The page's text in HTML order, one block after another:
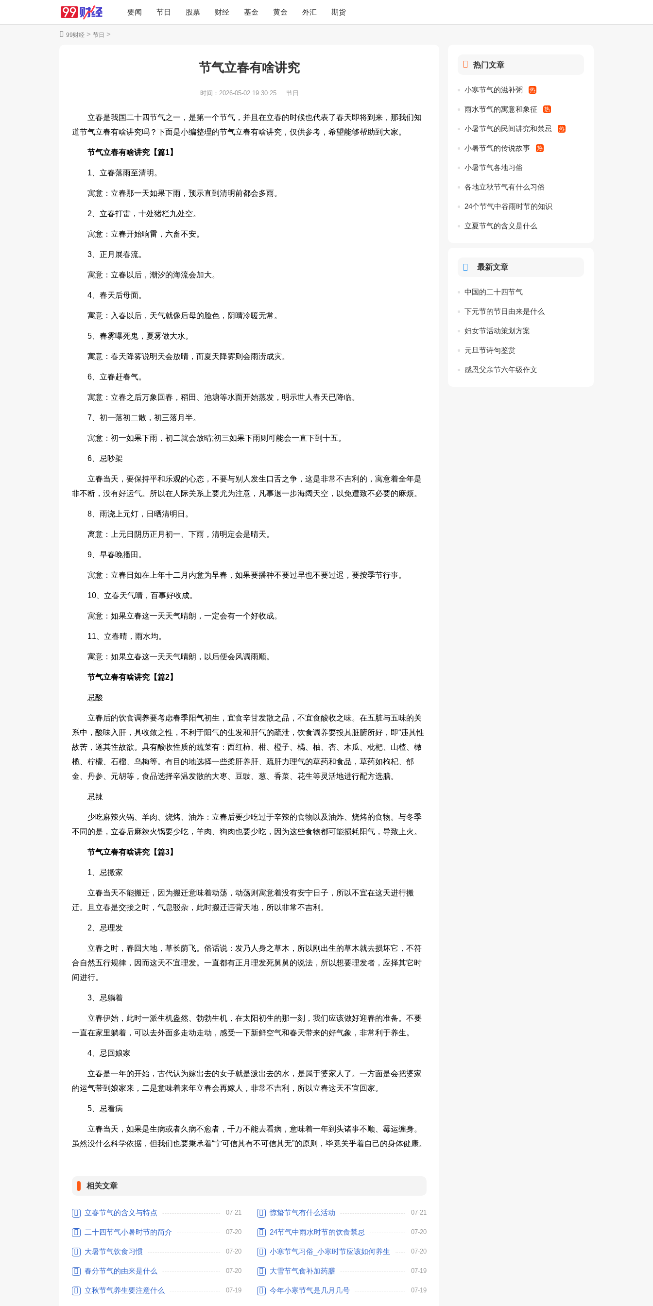
要闻 节日 股票 财经 基金 黄金 外汇 期货
99财经 > 节日 >
节气立春有啥讲究
时间： 2026-05-02 19:30:25 节日
立春是我国二十四节气之一，是第一个节气，并且在立春的时候也代表了春天即将到来，那我们知
道节气立春有啥讲究吗？下面是小编整理的节气立春有啥讲究，仅供参考，希望能够帮助到大家。
节气立春有啥讲究【篇1】
1、立春落雨至清明。
寓意：立春那一天如果下雨，预示直到清明前都会多雨。
2、立春打雷，十处猪栏九处空。
寓意：立春开始响雷，六畜不安。
3、正月展春流。
寓意：立春以后，潮汐的海流会加大。
4、春天后母面。
寓意：入春以后，天气就像后母的脸色，阴晴冷暖无常。
5、春雾曝死鬼，夏雾做大水。
寓意：春天降雾说明天会放晴，而夏天降雾则会雨涝成灾。
6、立春赶春气。
寓意：立春之后万象回春，稻田、池塘等水面开始蒸发，明示世人春天已降临。
7、初一落初二散，初三落月半。
寓意：初一如果下雨，初二就会放晴;初三如果下雨则可能会一直下到十五。
6、忌吵架
立春当天，要保持平和乐观的心态，不要与别人发生口舌之争，这是非常不吉利的，寓意着全年是
非不断，没有好运气。所以在人际关系上要尤为注意，凡事退一步海阔天空，以免遭致不必要的麻烦。
8、雨浇上元灯，日晒清明日。
离意：上元日阴历正月初一、下雨，清明定会是晴天。
9、早春晚播田。
寓意：立春日如在上年十二月内意为早春，如果要播种不要过早也不要过迟，要按季节行事。
10、立春天气晴，百事好收成。
寓意：如果立春这一天天气晴朗，一定会有一个好收成。
11、立春晴，雨水均。
寓意：如果立春这一天天气晴朗，以后便会风调雨顺。
节气立春有啥讲究【篇2】
忌酸
立春后的饮食调养要考虑春季阳气初生，宜食辛甘发散之品，不宜食酸收之味。在五脏与五味的关
系中，酸味入肝，具收敛之性，不利于阳气的生发和肝气的疏泄，饮食调养要投其脏腑所好，即“违其性
故苦，遂其性故欲。具有酸收性质的蔬菜有：西红柿、柑、橙子、橘、柚、杏、木瓜、枇杷、山楂、橄
榄、柠檬、石榴、乌梅等。有目的地选择一些柔肝养肝、疏肝力理气的草药和食品，草药如枸杞、郁
金、丹参、元胡等，食品选择辛温发散的大枣、豆豉、葱、香菜、花生等灵活地进行配方选膳。
忌辣
少吃麻辣火锅、羊肉、烧烤、油炸：立春后要少吃过于辛辣的食物以及油炸、烧烤的食物。与冬季
不同的是，立春后麻辣火锅要少吃，羊肉、狗肉也要少吃，因为这些食物都可能损耗阳气，导致上火。
节气立春有啥讲究【篇3】
1、忌搬家
立春当天不能搬迁，因为搬迁意味着动荡，动荡则寓意着没有安宁日子，所以不宜在这天进行搬
迁。且立春是交接之时，气息驳杂，此时搬迁违背天地，所以非常不吉利。
2、忌理发
立春之时，春回大地，草长荫飞。俗话说：发乃人身之草木，所以刚出生的草木就去损坏它，不符
合自然五行规律，因而这天不宜理发。一直都有正月理发死舅舅的说法，所以想要理发者，应择其它时
间进行。
3、忌躺着
立春伊始，此时一派生机盎然、勃勃生机，在太阳初生的那一刻，我们应该做好迎春的准备。不要
一直在家里躺着，可以去外面多走动走动，感受一下新鲜空气和春天带来的好气象，非常利于养生。
4、忌回娘家
立春是一年的开始，古代认为嫁出去的女子就是泼出去的水，是属于婆家人了。一方面是会把婆家
的运气带到娘家来，二是意味着来年立春会再嫁人，非常不吉利，所以立春这天不宜回家。
5、忌看病
立春当天，如果是生病或者久病不愈者，千万不能去看病，意味着一年到头诸事不顺、霉运缠身。
虽然没什么科学依据，但我们也要秉承着“宁可信其有不可信其无”的原则，毕竟关乎着自己的身体健康。
相关文章
立春节气的含义与特点 07-21 惊蛰节气有什么活动 07-21
二十四节气小暑时节的简介 07-20 24节气中雨水时节的饮食禁忌 07-20
大暑节气饮食习惯 07-20 小寒节气习俗_小寒时节应该如何养生 07-20
春分节气的由来是什么 07-20 大雪节气食补加药膳 07-19
立秋节气养生要注意什么 07-19 今年小寒节气是几月几号 07-19
热门文章
小寒节气的滋补粥
雨水节气的寓意和象征
小暑节气的民间讲究和禁忌
小暑节气的传说故事
小暑节气各地习俗
各地立秋节气有什么习俗
24个节气中谷雨时节的知识
立夏节气的含义是什么
最新文章
中国的二十四节气
下元节的节日由来是什么
妇女节活动策划方案
元旦节诗句鉴赏
感恩父亲节六年级作文